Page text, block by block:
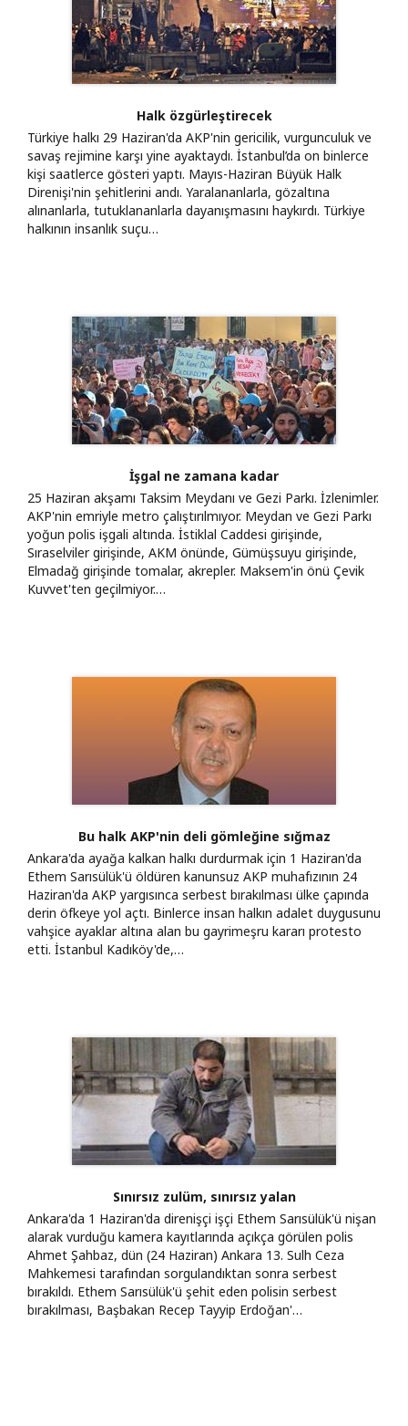
Halk özgürleştirecek
Türkiye halkı 29 Haziran'da AKP'nin gericilik, vurgunculuk ve
savaş rejimine karşı yine ayaktaydı. İstanbul’da on binlerce
kişi saatlerce gösteri yaptı. Mayıs-Haziran Büyük Halk
Direnişi'nin şehitlerini andı. Yaralananlarla, gözaltına
alınanlarla, tutuklananlarla dayanışmasını haykırdı. Türkiye
halkının insanlık suçu…
İşgal ne zamana kadar
25 Haziran akşamı Taksim Meydanı ve Gezi Parkı. İzlenimler.
AKP'nin emriyle metro çalıştırılmıyor. Meydan ve Gezi Parkı
yoğun polis işgali altında. İstiklal Caddesi girişinde,
Sıraselviler girişinde, AKM önünde, Gümüşsuyu girişinde,
Elmadağ girişinde tomalar, akrepler. Maksem'in önü Çevik
Kuvvet'ten geçilmiyor.…
Bu halk AKP'nin deli gömleğine sığmaz
Ankara'da ayağa kalkan halkı durdurmak için 1 Haziran'da
Ethem Sarısülük'ü öldüren kanunsuz AKP muhafızının 24
Haziran'da AKP yargısınca serbest bırakılması ülke çapında
derin öfkeye yol açtı. Binlerce insan halkın adalet duygusunu
vahşice ayaklar altına alan bu gayrimeşru kararı protesto
etti. İstanbul Kadıköy'de,…
Sınırsız zulüm, sınırsız yalan
Ankara'da 1 Haziran'da direnişçi işçi Ethem Sarısülük'ü nişan
alarak vurduğu kamera kayıtlarında açıkça görülen polis
Ahmet Şahbaz, dün (24 Haziran) Ankara 13. Sulh Ceza
Mahkemesi tarafından sorgulandıktan sonra serbest
bırakıldı. Ethem Sarısülük'ü şehit eden polisin serbest
bırakılması, Başbakan Recep Tayyip Erdoğan'…